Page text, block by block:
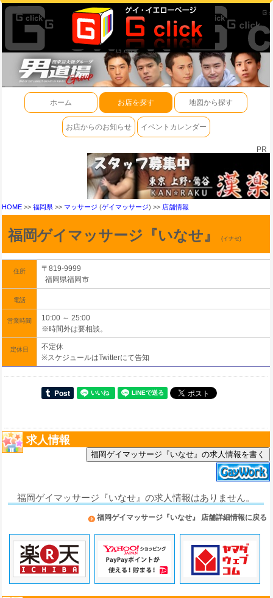
ホーム お店を探す 地図から探す
お店からのお知らせ イベントカレンダー
PR
HOME >> 福岡県 >> マッサージ (ゲイマッサージ) >> 店舗情報
福岡ゲイマッサージ『いなせ』 (イナセ)
住所
〒819-9999
福岡県福岡市
電話
営業時間
10:00 ～ 25:00
※時間外は要相談。
定休日
不定休
※スケジュールはTwitterにて告知
求人情報
福岡ゲイマッサージ『いなせ』の求人情報を書く
福岡ゲイマッサージ『いなせ』の求人情報はありません。
福岡ゲイマッサージ『いなせ』 店舗詳細情報に戻る